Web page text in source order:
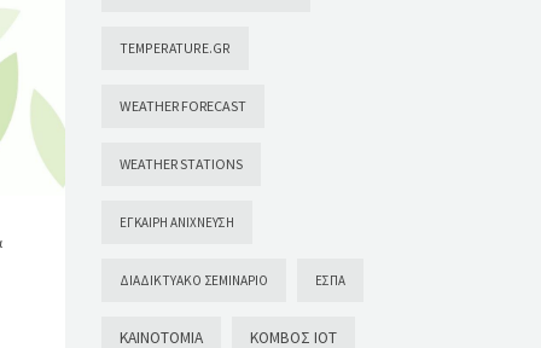
TEMPERATURE.GR
WEATHER FORECAST
WEATHER STATIONS
ΈΓΚΑΙΡΗ ΑΝΊΧΝΕΥΣΗ
ΔΙΑΔΙΚΤΥΑΚΌ ΣΕΜΙΝΆΡΙΟ ΕΣΠΑ
ΚΑΙΝΟΤΟΜΊΑ ΚΌΜΒΟΣ ΙΟΤ